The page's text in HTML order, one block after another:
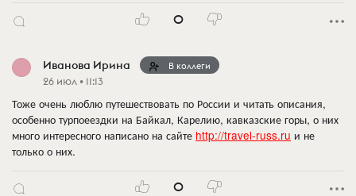
0
Иванова Ирина В коллеги
26 июл • 11:13
Тоже очень люблю путешествовать по России и читать описания,
особенно турпоеездки на Байкал, Карелию, кавказские горы, о них
много интересного написано на сайте http://travel-russ.ru и не
только о них.
0